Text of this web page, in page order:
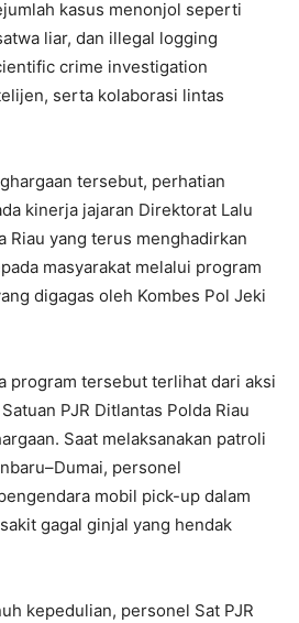
kasus menonjol seperti
liar, dan illegal logging
crime investigation
serta kolaborasi lintas
tersebut, perhatian
kinerja jajaran Direktorat Lalu
Riau yang terus menghadirkan
masyarakat melalui program
digagas oleh Kombes Pol Jeki
program tersebut terlihat dari aksi
PJR Ditlantas Polda Riau
Saat melaksanakan patroli
personel
mobil pick-up dalam
gagal ginjal yang hendak
kepedulian, personel Sat PJR